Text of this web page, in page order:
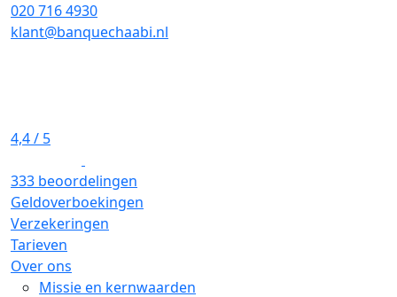
020 716 4930
klant@banquechaabi.nl
4,4/ 5
333 beoordelingen
Geldoverboekingen
Verzekeringen
Tarieven
Over ons
Missie en kernwaarden